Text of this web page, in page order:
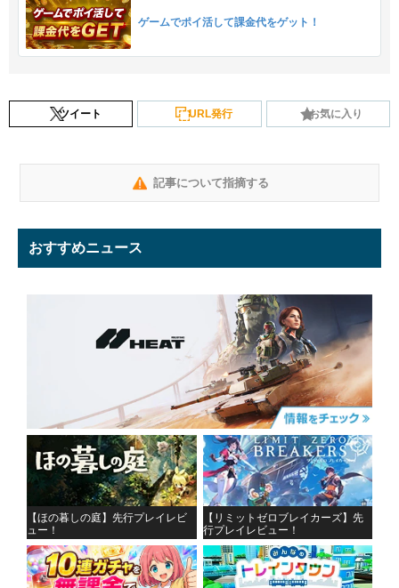
ゲームでポイ活して課金代をゲット！
ツイート URL発行 お気に入り
記事について指摘する
おすすめニュース
【ほの暮しの庭】先行プレイレビ
ュー！
【リミットゼロブレイカーズ】先
行プレイレビュー！